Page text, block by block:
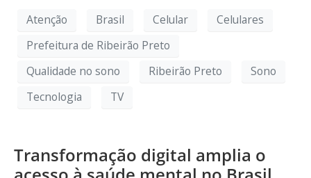
Atenção Brasil Celular
Celulares
Prefeitura de Ribeirão Preto
Qualidade no sono
Ribeirão Preto
Sono
Tecnologia
TV
Transformação digital amplia o